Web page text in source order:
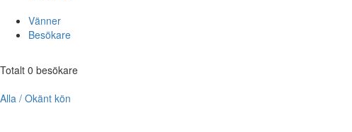
Vänner
Besökare
Totalt 0 besökare
Alla / Okänt kön